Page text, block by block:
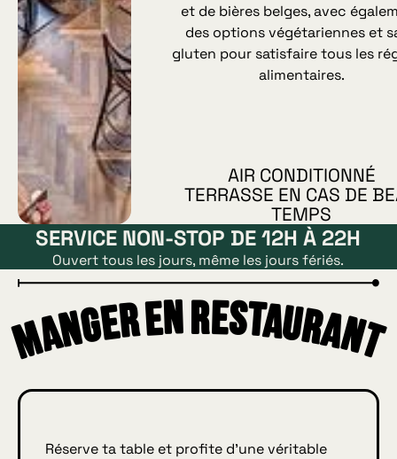
et de bières belges, avec
des options végétariennes et
gluten pour satisfaire tous les
alimentaires.
AIR CONDITIONNÉ
TERRASSE EN CAS DE
TEMPS
SERVICE NON-STOP DE 12H À 22H
Ouvert tous les jours, même les jours fériés.
Manger en restaurant
Réserve ta table et profite d’une véritable